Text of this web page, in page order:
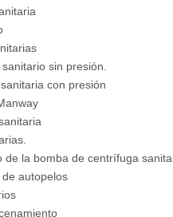
sin presión.
con presión
de la bomba de centrífuga
autopelos